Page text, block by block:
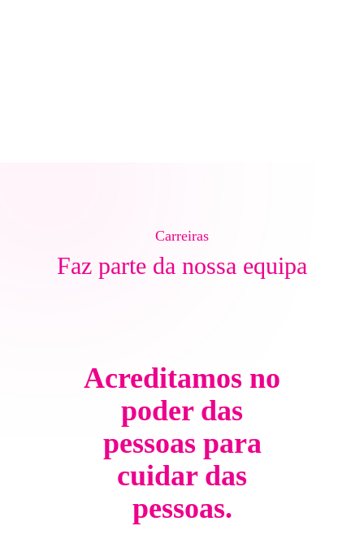
Carreiras
Faz parte da nossa equipa
Acreditamos no
poder das
pessoas para
cuidar das
pessoas.